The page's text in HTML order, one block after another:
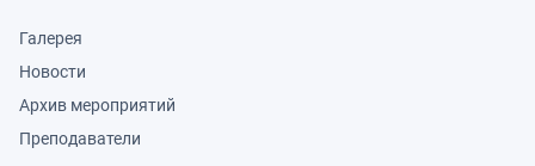
Галерея
Новости
Архив мероприятий
Преподаватели